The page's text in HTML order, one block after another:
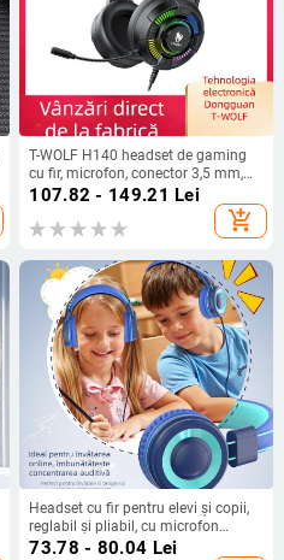
T-WOLF H140 headset de gaming
cu fir, microfon, conector 3,5 mm,
290 g
107.82 - 149.21 Lei
add_shopping_cart
Headset cu fir pentru elevi și copii,
reglabil și pliabil, cu microfon
pentru lecții online — difuzoare de
73.78 - 80.04 Lei